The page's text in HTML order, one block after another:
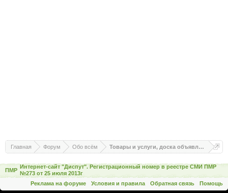
Главная Форум Обо всём Товары и услуги, доска объявлений
ПМР
Интернет-сайт "Диспут". Регистрационный номер в реестре СМИ ПМР
№273 от 25 июля 2013г
Реклама на форуме
Условия и правила Обратная связь Помощь